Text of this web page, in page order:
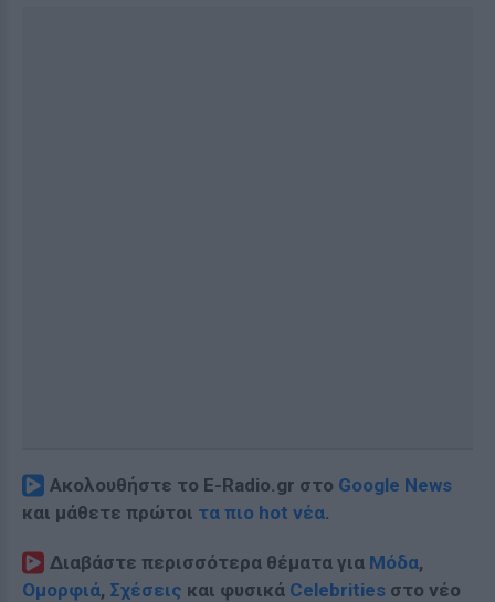
Ακολουθήστε το E-Radio.gr στο Google News
και μάθετε πρώτοι τα πιο hot νέα.
Διαβάστε περισσότερα θέματα για Μόδα,
Ομορφιά, Σχέσεις και φυσικά Celebrities στο νέο